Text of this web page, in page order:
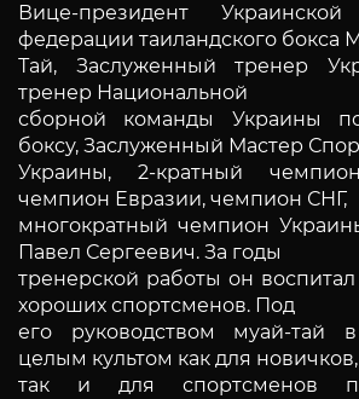
Вице-президент Украинской
федерации таиландского бокса
Тай, Заслуженный тренер
тренер Национальной
сборной команды Украины
боксу, Заслуженный Мастер
Украины, 2-кратный
чемпион Евразии, чемпион СНГ,
многократный чемпион
Павел Сергеевич. За годы
тренерской работы он
хороших спортсменов. Под
его руководством муай-тай
целым культом как для новичков,
так и для спортсменов